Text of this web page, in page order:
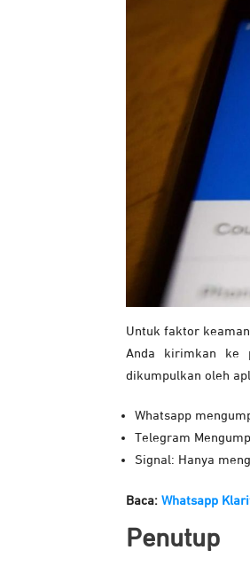
Untuk faktor
Anda kirimkan ke
dikumpulkan oleh
Whatsapp
Telegram
Signal: Hanya
Baca: Whatsapp
Penutup